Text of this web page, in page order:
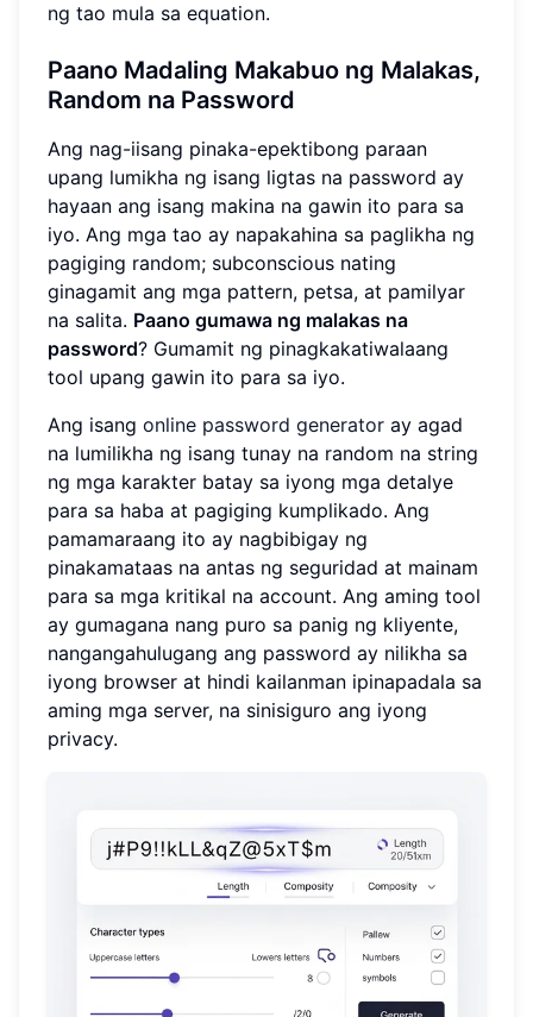
ng tao mula sa equation.
Paano Madaling Makabuo ng Malakas,
Random na Password
Ang nag-iisang pinaka-epektibong paraan
upang lumikha ng isang ligtas na password ay
hayaan ang isang makina na gawin ito para sa
iyo. Ang mga tao ay napakahina sa paglikha ng
pagiging random; subconscious nating
ginagamit ang mga pattern, petsa, at pamilyar
na salita. Paano gumawa ng malakas na
password? Gumamit ng pinagkakatiwalaang
tool upang gawin ito para sa iyo.
Ang isang online password generator ay agad
na lumilikha ng isang tunay na random na string
ng mga karakter batay sa iyong mga detalye
para sa haba at pagiging kumplikado. Ang
pamamaraang ito ay nagbibigay ng
pinakamataas na antas ng seguridad at mainam
para sa mga kritikal na account. Ang aming tool
ay gumagana nang puro sa panig ng kliyente,
nangangahulugang ang password ay nilikha sa
iyong browser at hindi kailanman ipinapadala sa
aming mga server, na sinisiguro ang iyong
privacy.